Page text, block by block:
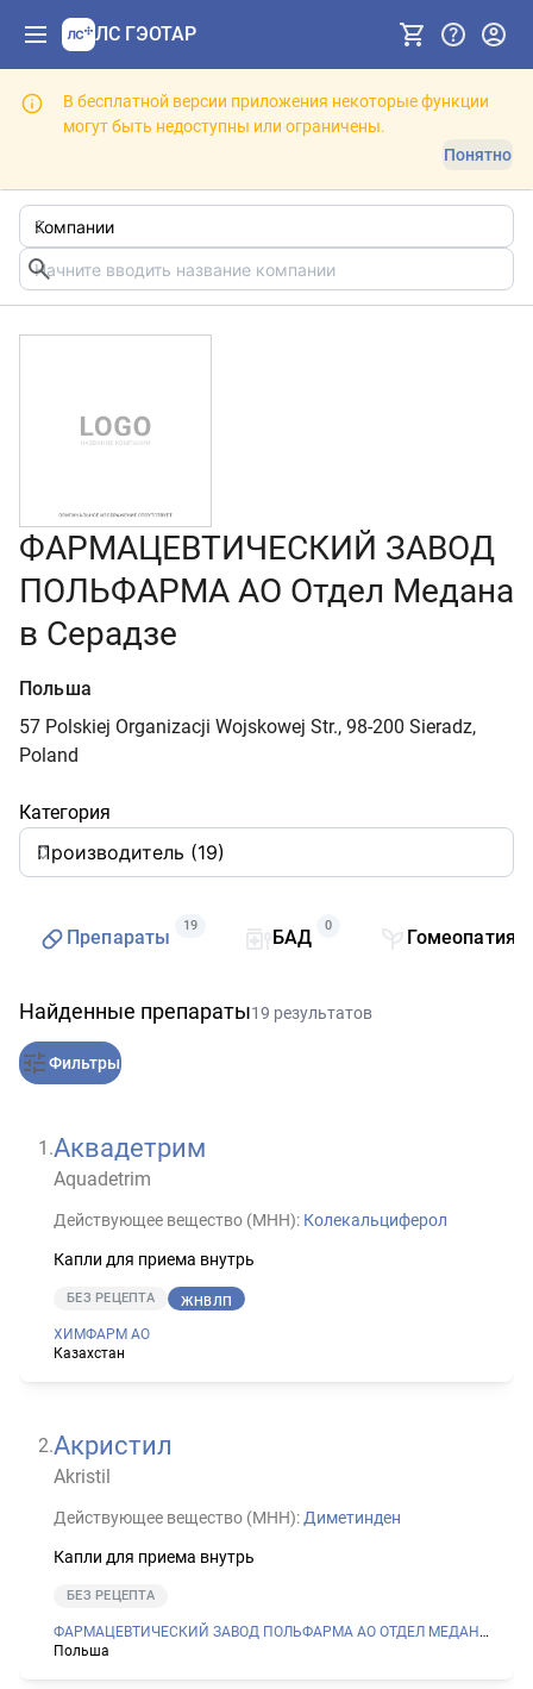
ЛС ГЭОТАР
В бесплатной версии приложения некоторые функции
могут быть недоступны или ограничены.
Понятно
ФАРМАЦЕВТИЧЕСКИЙ ЗАВОД
ПОЛЬФАРМА АО Отдел Медана
в Серадзе
Польша
57 Polskiej Organizacji Wojskowej Str., 98-200 Sieradz,
Poland
Категория
Препараты
19
БАД
0
Гомеопатия
Найденные препараты19 результатов
Фильтры
1 .Аквадетрим
Aquadetrim
Действующее вещество (МНН): Колекальциферол
Капли для приема внутрь
БЕЗ РЕЦЕПТА ЖНВЛП
ХИМФАРМ АО
Казахстан
2.Акристил
Akristil
Действующее вещество (МНН): Диметинден
Капли для приема внутрь
БЕЗ РЕЦЕПТА
ФАРМАЦЕВТИЧЕСКИЙ ЗАВОД ПОЛЬФАРМА АО ОТДЕЛ МЕДАНА В СЕРАДЗЕ
Польша